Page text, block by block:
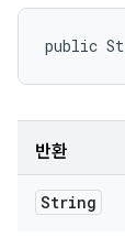
public
반환
String